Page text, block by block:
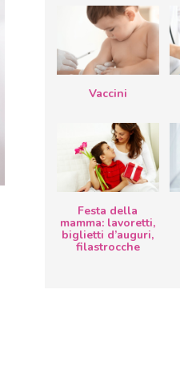
Vaccini
Festa della
mamma: lavoretti,
biglietti d’auguri,
filastrocche